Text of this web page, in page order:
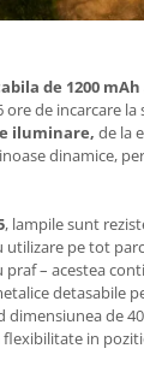
de 1200 mAh
ore de incarcare la
iluminare, de la
dinamice,
, lampile sunt
pe tot
praf – acestea
detasabile
dimensiunea de
in